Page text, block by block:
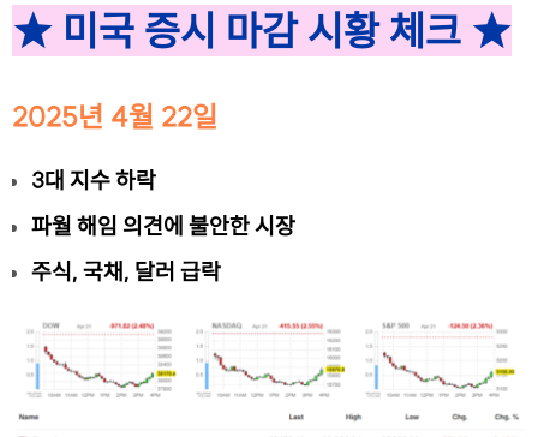
★ 미국 증시 마감 시황 체크 ★
2025년 4월 22일
3대 지수 하락
파월 해임 의견에 불안한 시장
주식, 국채, 달러 급락